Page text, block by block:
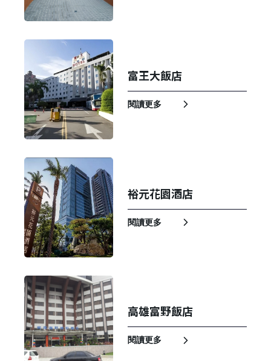
富王大飯店
閱讀更多
裕元花園酒店
閱讀更多
高雄富野飯店
閱讀更多